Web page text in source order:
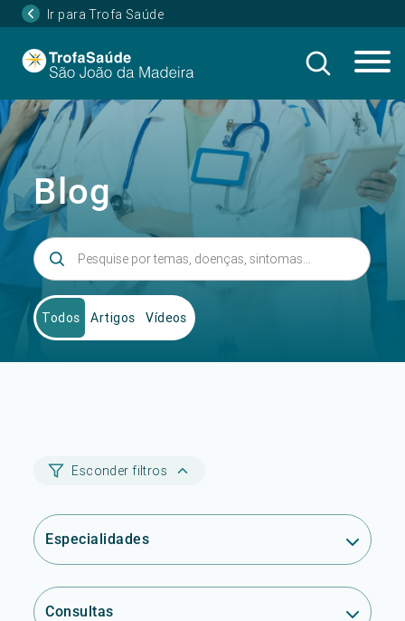
Ir para Trofa Saúde
Blog
Todos Artigos Vídeos
Esconder filtros
Especialidades
Consultas